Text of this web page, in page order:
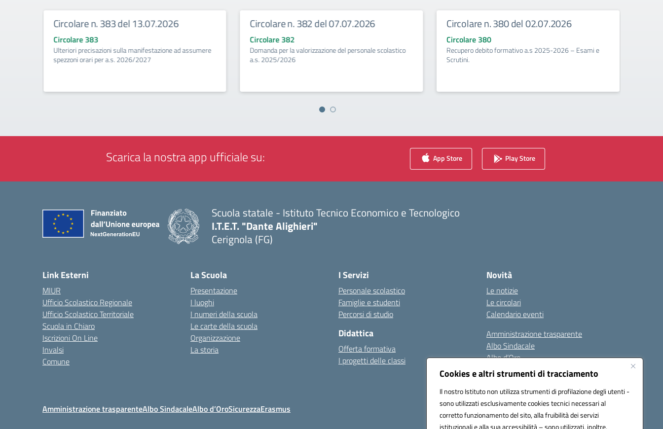
Cookies e altri strumenti di tracciamento
Il nostro Istituto non utilizza strumenti di profilazione degli utenti -
sono utilizzati esclusivamente cookies tecnici necessari al
corretto funzionamento del sito, alla fruibilità dei servizi
istituzionali e alla sua accessibilità – sono utilizzati, inoltre,
Circolare n. 383 del 13.07.2026
Circolare 383
Ulteriori precisazioni sulla manifestazione ad assumere
spezzoni orari per a.s. 2026/2027
Circolare n. 382 del 07.07.2026
Circolare 382
Domanda per la valorizzazione del personale scolastico
a.s. 2025/2026
Circolare n. 380 del 02.07.2026
Circolare 380
Recupero debito formativo a.s 2025-2026 – Esami e
Scrutini.
Scarica la nostra app ufficiale su: App Store Play Store
Scuola statale - Istituto Tecnico Economico e Tecnologico
I.T.E.T. "Dante Alighieri"
Cerignola (FG)
Link Esterni
MIUR
Ufficio Scolastico Regionale
Ufficio Scolastico Territoriale
Scuola in Chiaro
Iscrizioni On Line
Invalsi
Comune
La Scuola
Presentazione
I luoghi
I numeri della scuola
Le carte della scuola
Organizzazione
La storia
I Servizi
Personale scolastico
Famiglie e studenti
Percorsi di studio
Didattica
Offerta formativa
I progetti delle classi
Novità
Le notizie
Le circolari
Calendario eventi
Amministrazione trasparente
Albo Sindacale
Albo d’Oro
Sicurezza
Erasmus
Amministrazione trasparenteAlbo SindacaleAlbo d’OroSicurezzaErasmus Seguici su: